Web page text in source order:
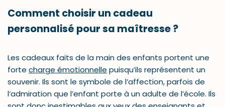
Comment choisir un cadeau
personnalisé pour sa maîtresse ?
Les cadeaux faits de la main des enfants portent une
forte charge émotionnelle puisqu’ils représentent un
souvenir. Ils sont le symbole de l’affection, parfois de
l’admiration que l’enfant porte à un adulte de l’école. Ils